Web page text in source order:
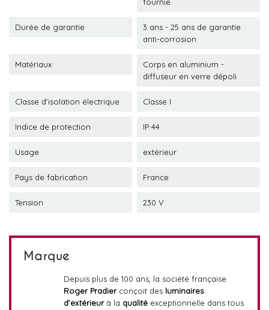
Durée de garantie
3 ans - 25 ans de garantie
anti-corrosion
Matériaux
Corps en aluminium -
diffuseur en verre dépoli
Classe d'isolation électrique Classe I
Indice de protection IP 44
Usage extérieur
Pays de fabrication France
Tension 230 V
Marque
Depuis plus de 100 ans, la société française
Roger Pradierconçoit des luminaires
d’extérieurà la qualitéexceptionnelle dans tous